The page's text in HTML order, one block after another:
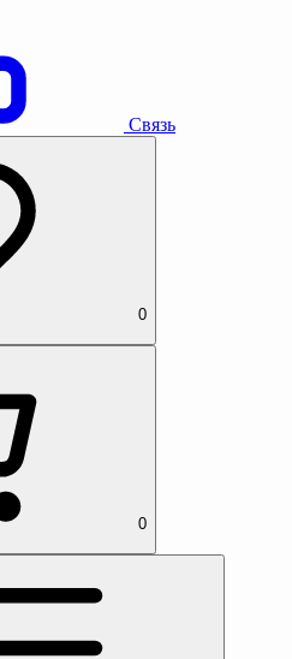
Связь
0
0